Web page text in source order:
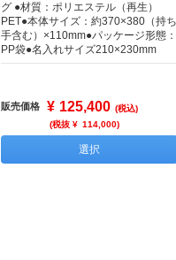
グ ●材質：ポリエステル（再生）
PET●本体サイズ：約370×380（持ち
手含む）×110mm●パッケージ形態：
PP袋●名入れサイズ210×230mm
販売価格 ¥ 125,400 (税込)
(税抜 ¥ 114,000)
選択